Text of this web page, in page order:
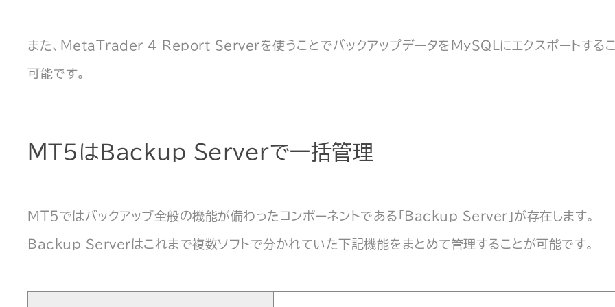
また、MetaTrader 4 Report Serverを使うことでバックアップデータをMySQLにエクスポートする
可能です。
MT5はBackup Serverで一括管理
MT5ではバックアップ全般の機能が備わったコンポーネントである「Backup Server」が存在します。
Backup Serverはこれまで複数ソフトで分かれていた下記機能をまとめて管理することが可能です。